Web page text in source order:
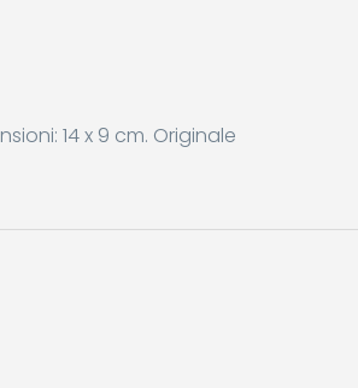
14 x 9 cm. Originale